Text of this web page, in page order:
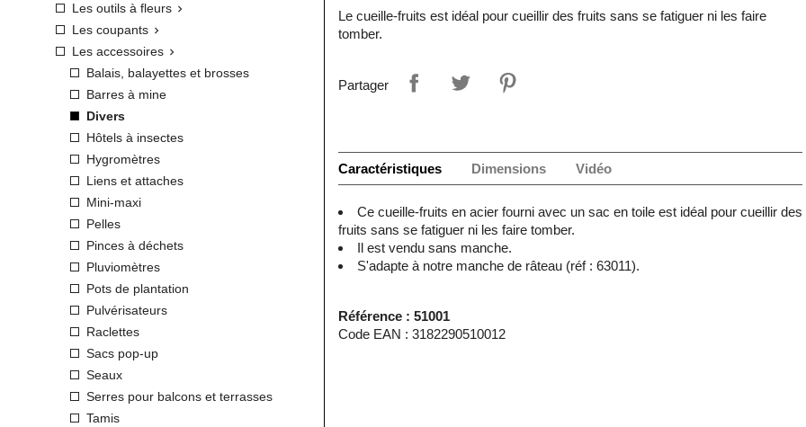
Les outils à fleurs 
Les coupants 
Les accessoires 
Balais, balayettes et brosses
Barres à mine
Divers
Hôtels à insectes
Hygromètres
Liens et attaches
Mini-maxi
Pelles
Pinces à déchets
Pluviomètres
Pots de plantation
Pulvérisateurs
Raclettes
Sacs pop-up
Seaux
Serres pour balcons et terrasses
Tamis
Le cueille-fruits est idéal pour cueillir des fruits sans se fatiguer ni les faire
tomber.
Partager
Caractéristiques Dimensions Vidéo
Ce cueille-fruits en acier fourni avec un sac en toile est idéal pour cueillir des
fruits sans se fatiguer ni les faire tomber.
Il est vendu sans manche.
S'adapte à notre manche de râteau (réf : 63011).
Référence : 51001
Code EAN : 3182290510012